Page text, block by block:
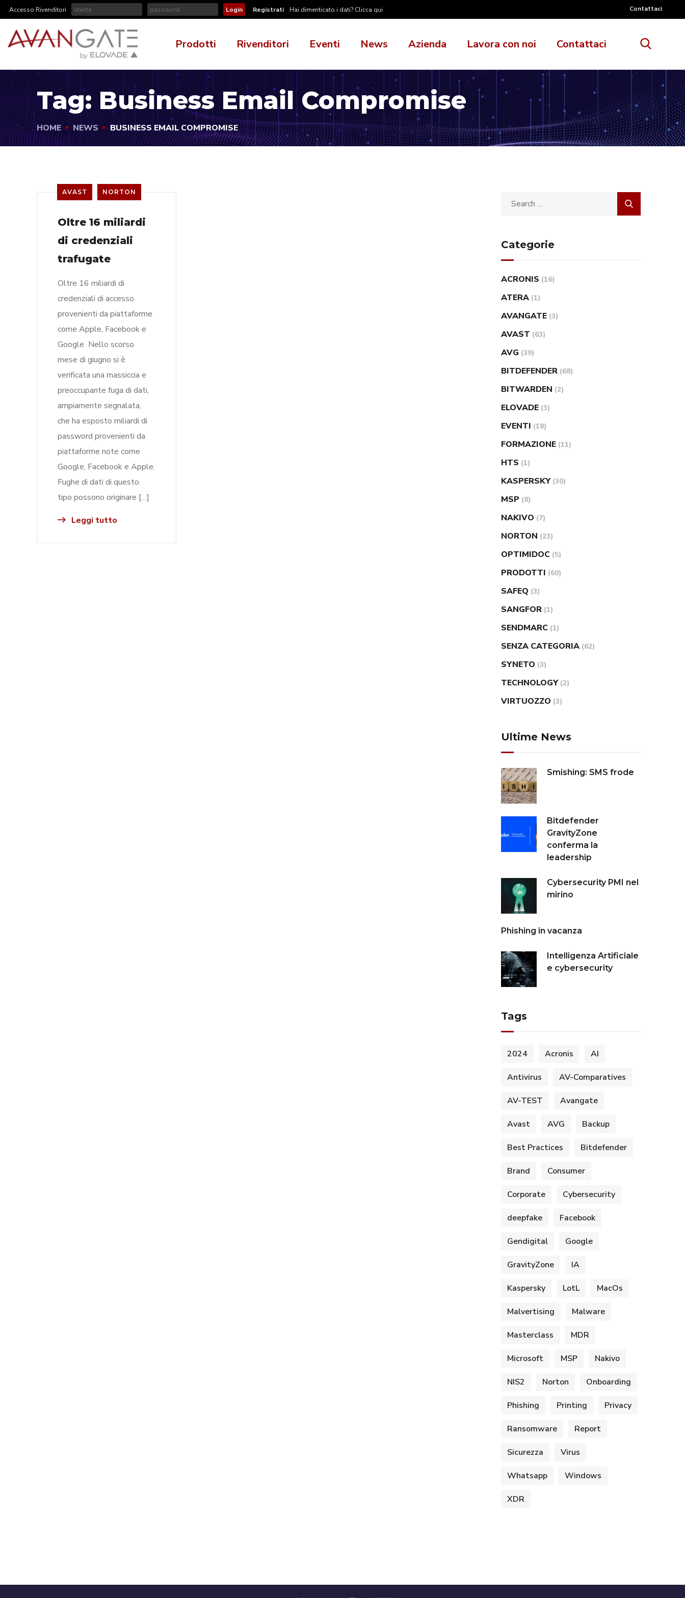
Accesso Rivenditori Registrati Hai dimenticato i dati? Clicca qui Contattaci
Prodotti Rivenditori Eventi News Azienda Lavora con noi Contattaci
Tag:Business Email Compromise
HOME NEWS BUSINESS EMAIL COMPROMISE
AVAST NORTON
Oltre 16 miliardi
di credenziali
trafugate
Oltre 16 miliardi di
credenziali di accesso
provenienti da piattaforme
come Apple, Facebook e
Google Nello scorso
mese di giugno si è
verificata una massiccia e
preoccupante fuga di dati,
ampiamente segnalata,
che ha esposto miliardi di
password provenienti da
piattaforme note come
Google, Facebook e Apple.
Fughe di dati di questo
tipo possono originare […]
Leggi tutto
Categorie
ACRONIS (16)
ATERA (1)
AVANGATE (3)
AVAST (63)
AVG (39)
BITDEFENDER (68)
BITWARDEN (2)
ELOVADE (3)
EVENTI (18)
FORMAZIONE (11)
HTS (1)
KASPERSKY (30)
MSP (8)
NAKIVO (7)
NORTON (23)
OPTIMIDOC (5)
PRODOTTI (60)
SAFEQ (3)
SANGFOR (1)
SENDMARC (1)
SENZA CATEGORIA (62)
SYNETO (3)
TECHNOLOGY (2)
VIRTUOZZO (3)
Ultime News
Smishing: SMS frode
Bitdefender
GravityZone
conferma la
leadership
Cybersecurity PMI nel
mirino
Phishing in vacanza
Intelligenza Artificiale
e cybersecurity
Tags
2024 Acronis AI
Antivirus AV-Comparatives
AV-TEST Avangate
Avast AVG Backup
Best Practices Bitdefender
Brand Consumer
Corporate Cybersecurity
deepfake Facebook
Gendigital Google
GravityZone IA
Kaspersky LotL MacOs
Malvertising Malware
Masterclass MDR
Microsoft MSP Nakivo
NIS2 Norton Onboarding
Phishing Printing Privacy
Ransomware Report
Sicurezza Virus
Whatsapp Windows
XDR